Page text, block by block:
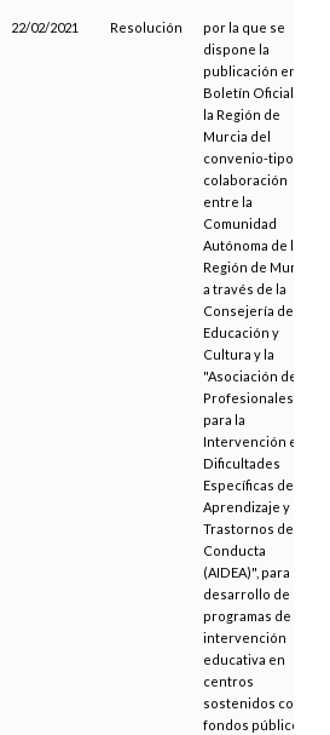
22/02/2021 Resolución
por la que se
dispone la
publicación en el
Boletín Oficial de
la Región de
Murcia del
convenio-tipo de
colaboración
entre la
Comunidad
Autónoma de la
Región de Murcia,
a través de la
Consejería de
Educación y
Cultura y la
"Asociación de
Profesionales
para la
Intervención en
Dificultades
Específicas de
Aprendizaje y
Trastornos de
Conducta
(AIDEA)", para el
desarrollo de
programas de
intervención
educativa en
centros
sostenidos con
fondos públicos